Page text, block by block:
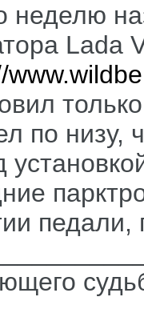
неделю
Lada
по низу,
педали,